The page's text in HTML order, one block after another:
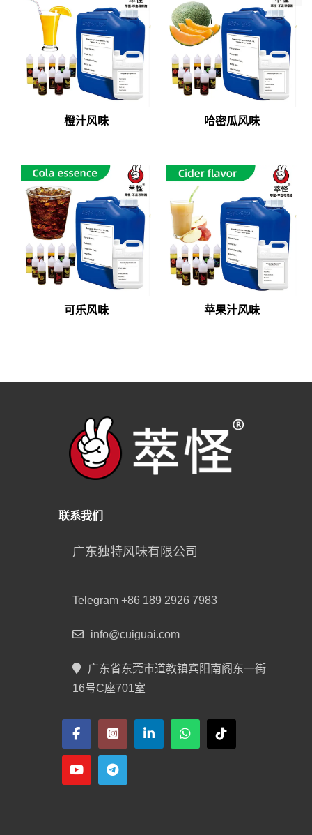
橙汁风味 哈密瓜风味
可乐风味 苹果汁风味
联系我们
广东独特风味有限公司
Telegram +86 189 2926 7983
info@cuiguai.com
广东省东莞市道教镇宾阳南阁东一街
16号C座701室